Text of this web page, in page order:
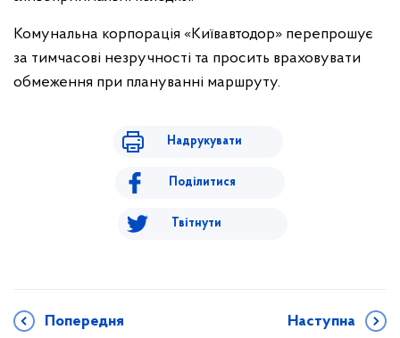
Комунальна корпорація «Київавтодор» перепрошує
за тимчасові незручності та просить враховувати
обмеження при плануванні маршруту.
Надрукувати
Поділитися
Твітнути
Попередня Наступна